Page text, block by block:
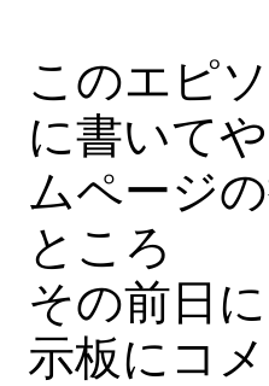
このエピ
に書いて
ムページ
ところ
その前日
示板にコ